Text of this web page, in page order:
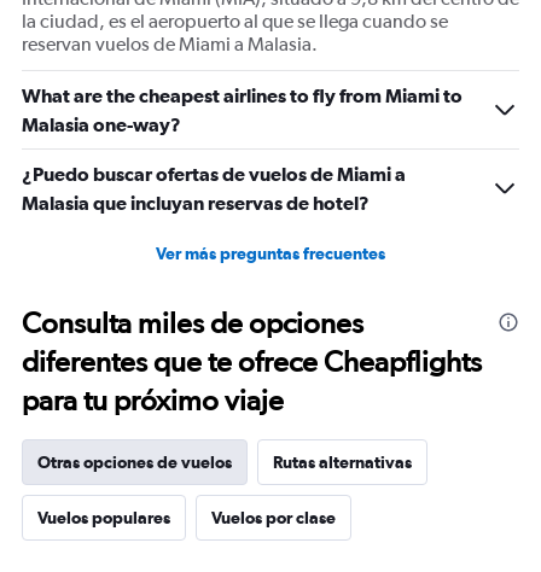
values.
Range:
0
2400.
la ciudad, es el aeropuerto al que se llega cuando se
reservan vuelos de Miami a Malasia.
What are the cheapest airlines to fly from Miami to
Malasia one-way?
¿Puedo buscar ofertas de vuelos de Miami a
Malasia que incluyan reservas de hotel?
Ver más preguntas frecuentes
Consulta miles de opciones
diferentes que te ofrece Cheapflights
para tu próximo viaje
Otras opciones de vuelos Rutas alternativas
Vuelos populares Vuelos por clase